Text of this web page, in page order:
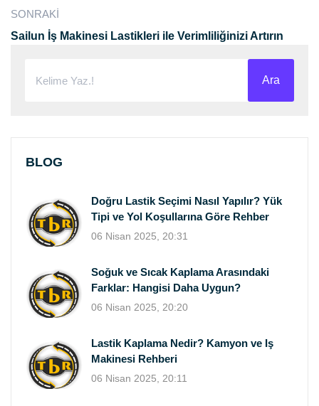
SONRAKI
Sailun İş Makinesi Lastikleri ile Verimliliğinizi Artırın
Ara
BLOG
Doğru Lastik Seçimi Nasıl Yapılır? Yük
Tipi ve Yol Koşullarına Göre Rehber
06 Nisan 2025, 20:31
Soğuk ve Sıcak Kaplama Arasındaki
Farklar: Hangisi Daha Uygun?
06 Nisan 2025, 20:20
Lastik Kaplama Nedir? Kamyon ve İş
Makinesi Rehberi
06 Nisan 2025, 20:11